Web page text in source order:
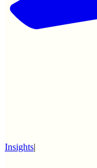
Insights